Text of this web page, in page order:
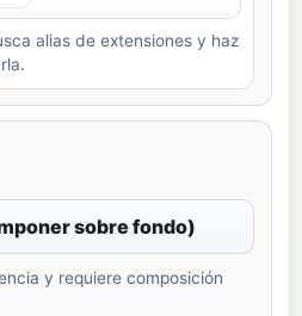
alias de extensiones y haz
sobre fondo)
y requiere composición